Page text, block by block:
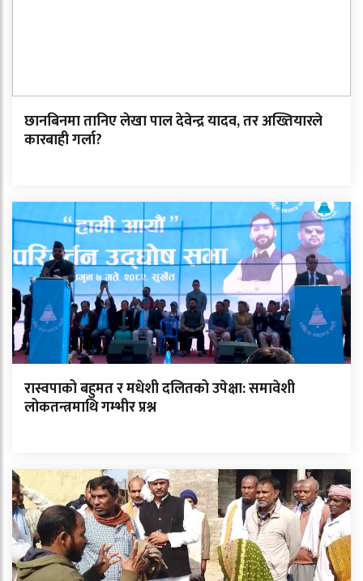
छानबिनमा तानिए लेखा पाल देवेन्द्र यादव, तर अख्तियारले
कारबाही गर्ला?
रास्वपाको बहुमत र मधेशी दलितको उपेक्षा: समावेशी
लोकतन्त्रमाथि गम्भीर प्रश्न